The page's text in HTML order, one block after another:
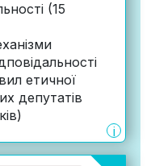
(15
етичної
депутатів
i